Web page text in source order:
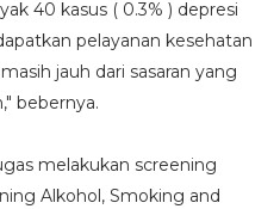
40 kasus ( 0.3% ) depresi
pelayanan kesehatan
jauh dari sasaran yang
bebernya.
melakukan screening
Alkohol, Smoking and